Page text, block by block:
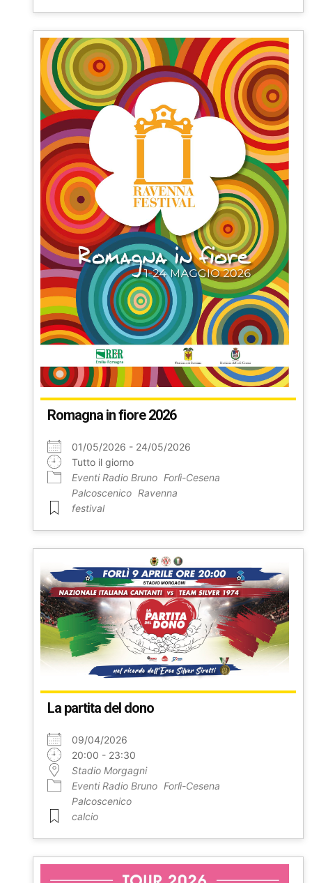
Romagna in fiore 2026
01/05/2026 - 24/05/2026
Tutto il giorno
Eventi Radio Bruno Forlì-Cesena
Palcoscenico Ravenna
festival
La partita del dono
09/04/2026
20:00 - 23:30
Stadio Morgagni
Eventi Radio Bruno Forlì-Cesena
Palcoscenico
calcio